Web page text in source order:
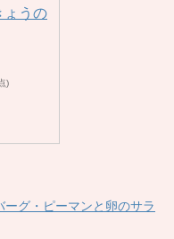
ょうの
)
グ・ピーマンと卵のサラ